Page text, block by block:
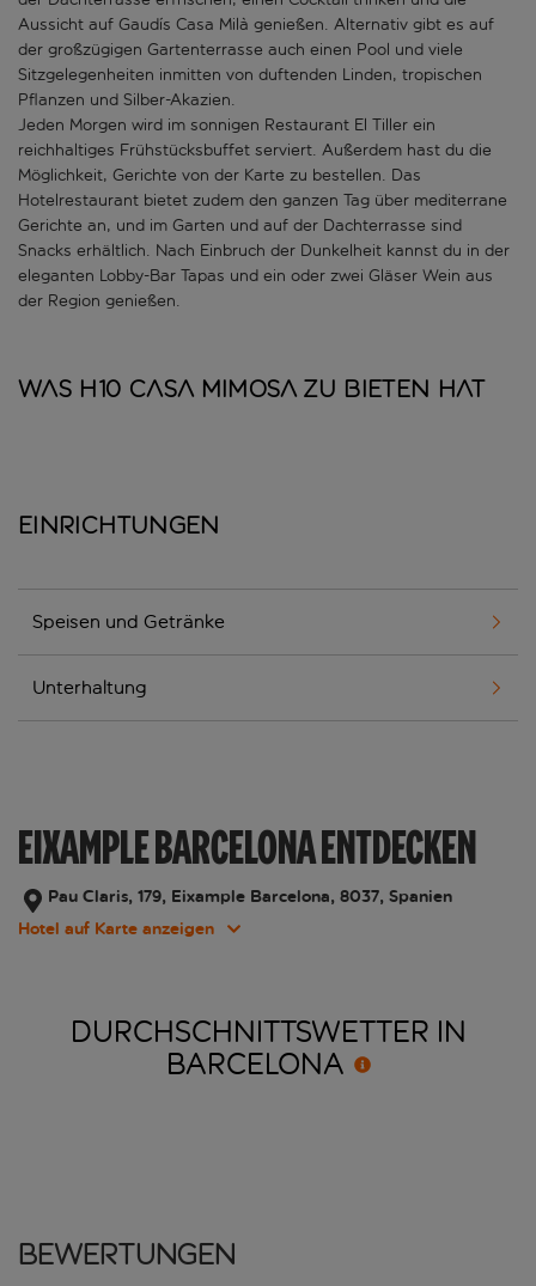
Aussicht auf Gaudís Casa Milà genießen. Alternativ gibt es auf
der großzügigen Gartenterrasse auch einen Pool und viele
Sitzgelegenheiten inmitten von duftenden Linden, tropischen
Pflanzen und Silber-Akazien.
Jeden Morgen wird im sonnigen Restaurant El Tiller ein
reichhaltiges Frühstücksbuffet serviert. Außerdem hast du die
Möglichkeit, Gerichte von der Karte zu bestellen. Das
Hotelrestaurant bietet zudem den ganzen Tag über mediterrane
Gerichte an, und im Garten und auf der Dachterrasse sind
Snacks erhältlich. Nach Einbruch der Dunkelheit kannst du in der
eleganten Lobby-Bar Tapas und ein oder zwei Gläser Wein aus
der Region genießen.
Was H10 Casa Mimosa zu bieten hat
Einrichtungen
Speisen und Getränke
Unterhaltung
EIXAMPLE BARCELONA ENTDECKEN
Pau Claris, 179, Eixample Barcelona, 8037, Spanien
Hotel auf Karte anzeigen
DURCHSCHNITTSWETTER IN
BARCELONA
Bewertungen